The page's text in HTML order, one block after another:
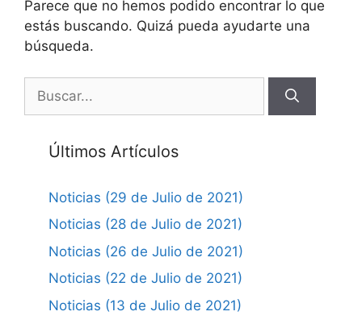
Parece que no hemos podido encontrar lo que
estás buscando. Quizá pueda ayudarte una
búsqueda.
Últimos Artículos
Noticias (29 de Julio de 2021)
Noticias (28 de Julio de 2021)
Noticias (26 de Julio de 2021)
Noticias (22 de Julio de 2021)
Noticias (13 de Julio de 2021)